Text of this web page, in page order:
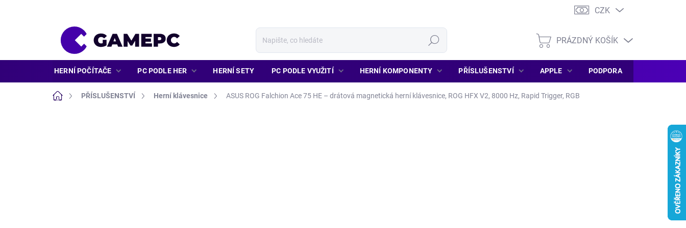
CZK
Hledat
NÁKUPNÍ
PRÁZDNÝ KOŠÍK
HERNÍ POČÍTAČE PC PODLE HER HERNÍ SETY PC PODLE VYUŽITÍ HERNÍ KOMPONENTY PŘÍSLUŠENSTVÍ APPLE PODPORA
Domů PŘÍSLUŠENSTVÍ Herní klávesnice ASUS ROG Falchion Ace 75 HE – drátová magnetická herní klávesnice, ROG HFX V2, 8000 Hz, Rapid Trigger, RGB